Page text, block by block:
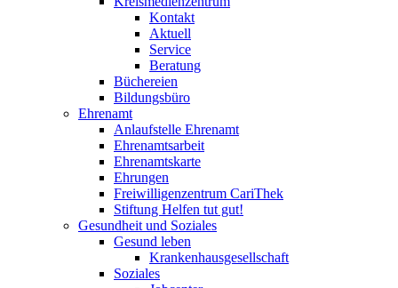
Kontakt
Aktuell
Service
Beratung
Büchereien
Bildungsbüro
Ehrenamt
Anlaufstelle Ehrenamt
Ehrenamtsarbeit
Ehrenamtskarte
Ehrungen
Freiwilligenzentrum CariThek
Stiftung Helfen tut gut!
Gesundheit und Soziales
Gesund leben
Krankenhausgesellschaft
Soziales